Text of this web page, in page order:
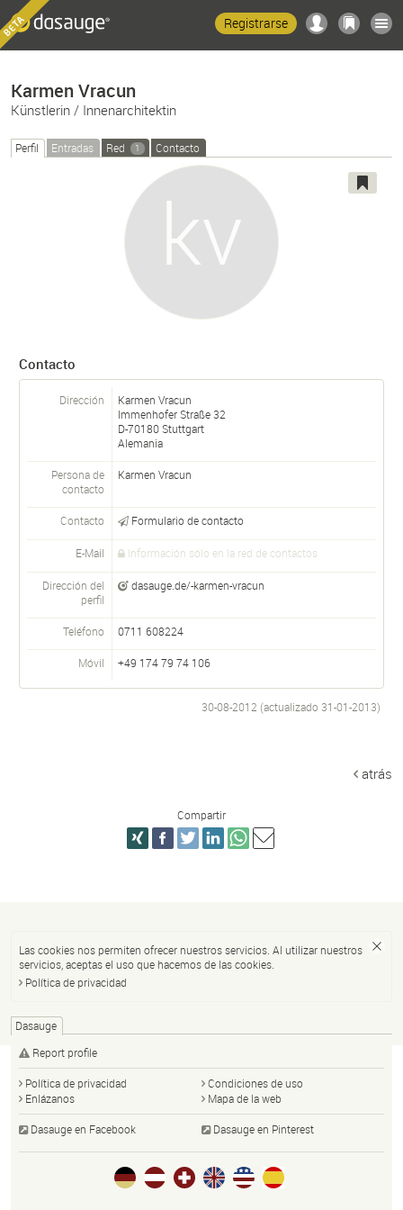
Registrarse
Karmen Vracun
Künstlerin / Innenarchitektin
Perfil Entradas Red 1 Contacto
Contacto
Dirección
Karmen Vracun
Immenhofer Straße 32
D-70180Stuttgart
Alemania
Persona de
contacto
Karmen Vracun
Contacto Formulario de contacto
E-Mail Información sólo en la red de contactos
Dirección del
perfil
dasauge.de/-karmen-vracun
Teléfono 0711 608224
Móvil +49 174 79 74 106
30-08-2012 (actualizado 31-01-2013)
atrás
Compartir
Las cookies nos permiten ofrecer nuestros servicios. Al utilizar nuestros
servicios, aceptas el uso que hacemos de las cookies.
Política de privacidad
Dasauge
Report profile
Política de privacidad
Condiciones de uso
Enlázanos
Mapa de la web
Dasauge en Facebook Dasauge en Pinterest